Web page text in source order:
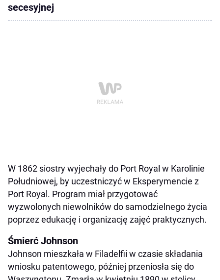
secesyjnej
W 1862 siostry wyjechały do Port Royal w Karolinie
Południowej, by uczestniczyć w Eksperymencie z
Port Royal. Program miał przygotować
wyzwolonych niewolników do samodzielnego życia
poprzez edukację i organizację zajęć praktycznych.
Śmierć Johnson
Johnson mieszkała w Filadelfii w czasie składania
wniosku patentowego, później przeniosła się do